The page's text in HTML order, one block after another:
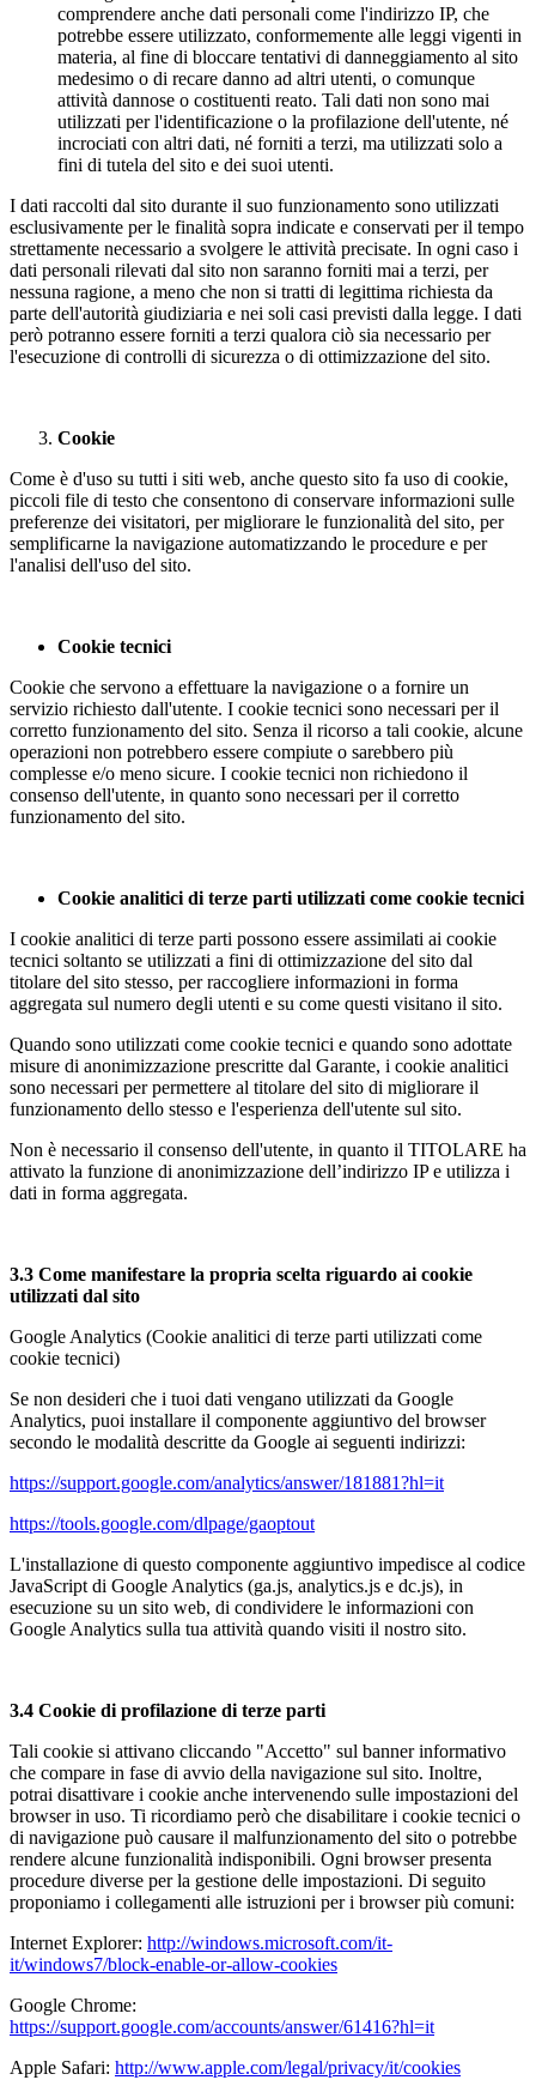
comprendere anche dati personali come l'indirizzo IP, che
potrebbe essere utilizzato, conformemente alle leggi vigenti in
materia, al fine di bloccare tentativi di danneggiamento al sito
medesimo o di recare danno ad altri utenti, o comunque
attività dannose o costituenti reato. Tali dati non sono mai
utilizzati per l'identificazione o la profilazione dell'utente, né
incrociati con altri dati, né forniti a terzi, ma utilizzati solo a
fini di tutela del sito e dei suoi utenti.
I dati raccolti dal sito durante il suo funzionamento sono utilizzati
esclusivamente per le finalità sopra indicate e conservati per il tempo
strettamente necessario a svolgere le attività precisate. In ogni caso i
dati personali rilevati dal sito non saranno forniti mai a terzi, per
nessuna ragione, a meno che non si tratti di legittima richiesta da
parte dell'autorità giudiziaria e nei soli casi previsti dalla legge. I dati
però potranno essere forniti a terzi qualora ciò sia necessario per
l'esecuzione di controlli di sicurezza o di ottimizzazione del sito.
Cookie
Come è d'uso su tutti i siti web, anche questo sito fa uso di cookie,
piccoli file di testo che consentono di conservare informazioni sulle
preferenze dei visitatori, per migliorare le funzionalità del sito, per
semplificarne la navigazione automatizzando le procedure e per
l'analisi dell'uso del sito.
Cookie tecnici
Cookie che servono a effettuare la navigazione o a fornire un
servizio richiesto dall'utente. I cookie tecnici sono necessari per il
corretto funzionamento del sito. Senza il ricorso a tali cookie, alcune
operazioni non potrebbero essere compiute o sarebbero più
complesse e/o meno sicure. I cookie tecnici non richiedono il
consenso dell'utente, in quanto sono necessari per il corretto
funzionamento del sito.
Cookie analitici di terze parti utilizzati come cookie tecnici
I cookie analitici di terze parti possono essere assimilati ai cookie
tecnici soltanto se utilizzati a fini di ottimizzazione del sito dal
titolare del sito stesso, per raccogliere informazioni in forma
aggregata sul numero degli utenti e su come questi visitano il sito.
Quando sono utilizzati come cookie tecnici e quando sono adottate
misure di anonimizzazione prescritte dal Garante, i cookie analitici
sono necessari per permettere al titolare del sito di migliorare il
funzionamento dello stesso e l'esperienza dell'utente sul sito.
Non è necessario il consenso dell'utente, in quanto il TITOLARE ha
attivato la funzione di anonimizzazione dell’indirizzo IP e utilizza i
dati in forma aggregata.
3.3 Come manifestare la propria scelta riguardo ai cookie
utilizzati dal sito
Google Analytics (Cookie analitici di terze parti utilizzati come
cookie tecnici)
Se non desideri che i tuoi dati vengano utilizzati da Google
Analytics, puoi installare il componente aggiuntivo del browser
secondo le modalità descritte da Google ai seguenti indirizzi:
https://support.google.com/analytics/answer/181881?hl=it
https://tools.google.com/dlpage/gaoptout
L'installazione di questo componente aggiuntivo impedisce al codice
JavaScript di Google Analytics (ga.js, analytics.js e dc.js), in
esecuzione su un sito web, di condividere le informazioni con
Google Analytics sulla tua attività quando visiti il nostro sito.
3.4 Cookie di profilazione di terze parti
Tali cookie si attivano cliccando "Accetto" sul banner informativo
che compare in fase di avvio della navigazione sul sito. Inoltre,
potrai disattivare i cookie anche intervenendo sulle impostazioni del
browser in uso. Ti ricordiamo però che disabilitare i cookie tecnici o
di navigazione può causare il malfunzionamento del sito o potrebbe
rendere alcune funzionalità indisponibili. Ogni browser presenta
procedure diverse per la gestione delle impostazioni. Di seguito
proponiamo i collegamenti alle istruzioni per i browser più comuni:
Internet Explorer: http://windows.microsoft.com/it-
it/windows7/block-enable-or-allow-cookies
Google Chrome:
https://support.google.com/accounts/answer/61416?hl=it
Apple Safari: http://www.apple.com/legal/privacy/it/cookies